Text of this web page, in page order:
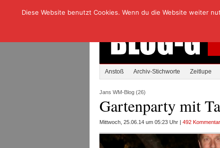
Anstoß Archiv-Stichworte Zeitlupe
Jans WM-Blog (26)
Gartenparty mit
Mittwoch, 25.06.14 um 05:23 Uhr | 492
Diese Website benutzt Cookies. Wenn du die Website weiter